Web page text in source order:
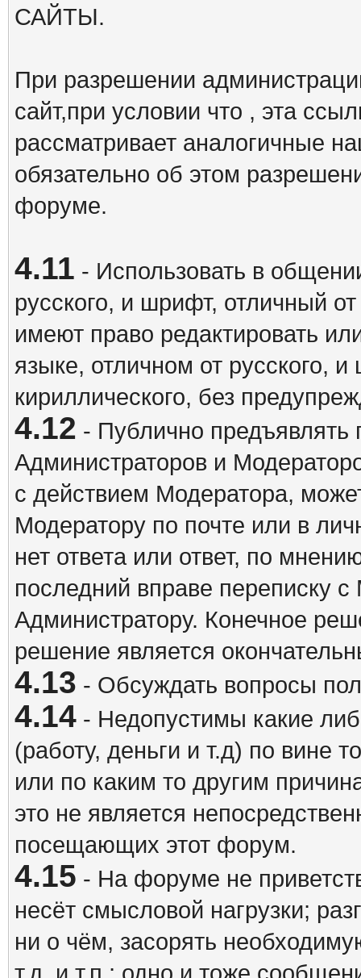
САЙТЫ.
При разрешении
сайт,при условии что , эта
рассматривает аналогичные
обязательно об этом
форуме.
4.11 - Использовать в
русского, и шрифт, отличный
имеют право редактировать
языке, отличном от русского,
кириллического, без
4.12 - Публично предъявлять
Администраторов и
с действием Модератора,
Модератору по почте или в
нет ответа или ответ, по
последний вправе переписку
Администратору. Конечное
решение является
4.13 - Обсуждать вопросы
4.14- Недопустимы какие
(работу, деньги и т.д) по вине
или по каким то другим
это не является
посещающих этот форум.
4.15 - На форуме не
несёт смысловой нагрузки;
ни о чём, засорять